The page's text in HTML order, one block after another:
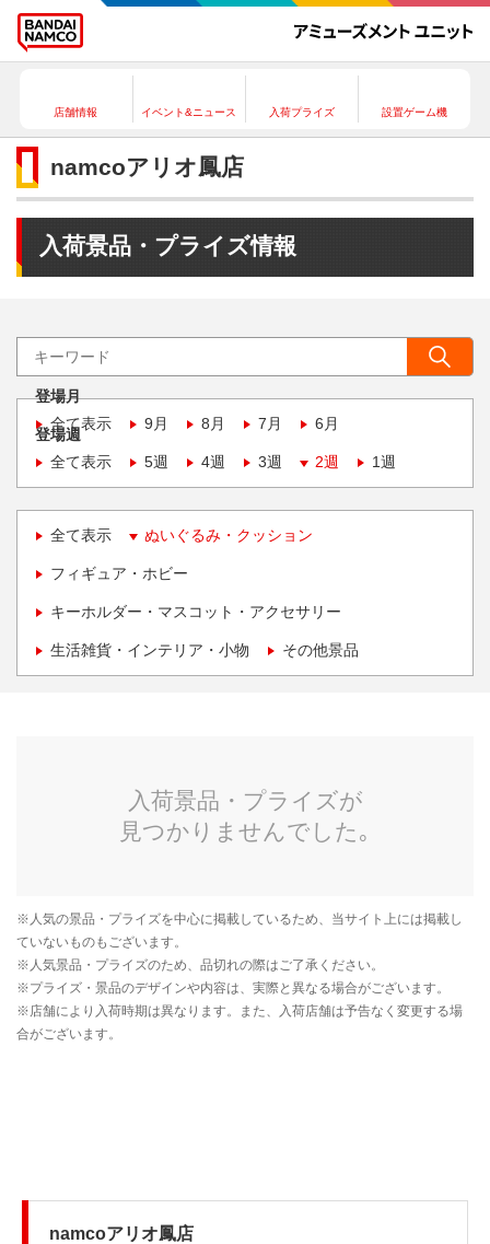
店舗情報 イベント&ニュース 入荷プライズ 設置ゲーム機
namcoアリオ鳳店
入荷景品・プライズ情報
登場月
全て表示
9月 8月 7月 6月
登場週
全て表示
5週 4週 3週 2週 1週
全て表示 ぬいぐるみ・クッション
フィギュア・ホビー
キーホルダー・マスコット・アクセサリー
生活雑貨・インテリア・小物 その他景品
namcoアリオ鳳店